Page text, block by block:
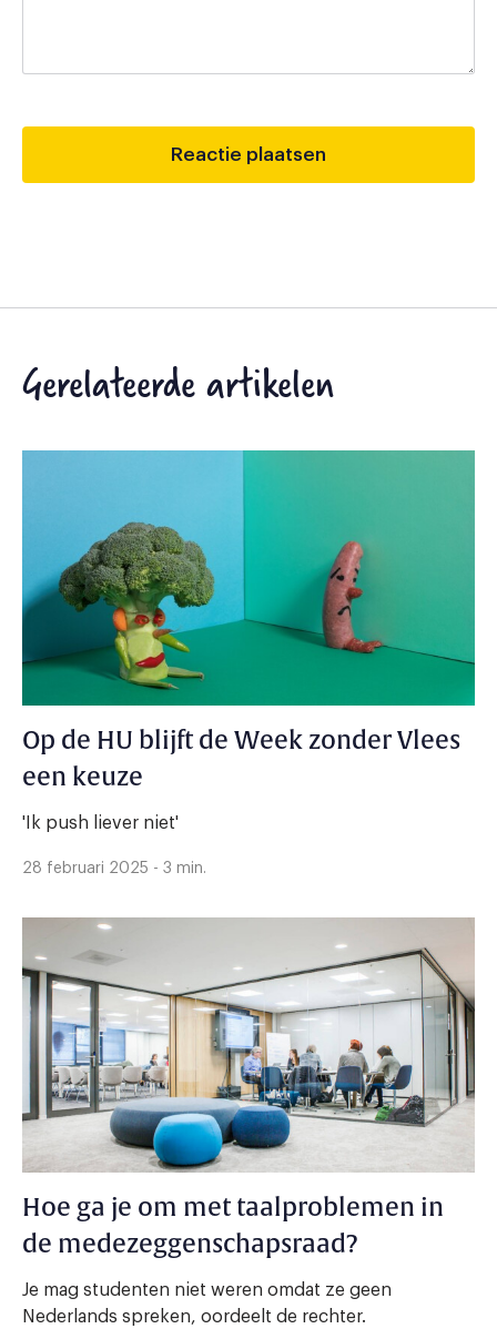
Gerelateerde artikelen
Op de HU blijft de Week zonder Vlees
een keuze
'Ik push liever niet'
28 februari 2025 - 3 min.
Hoe ga je om met taalproblemen in
de medezeggenschapsraad?
Je mag studenten niet weren omdat ze geen
Nederlands spreken, oordeelt de rechter.